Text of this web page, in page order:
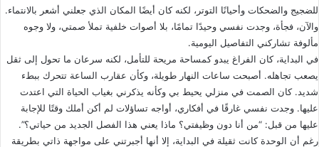
للضجيج والضحكات وأحيانًا التوتر، لكنه كان أيضًا المكان الذي جعلني أشعر بالانتماء.
والآن، فجأة، وجدت نفسي وحيدًا تمامًا، بلا أصوات خلفية تملأ صمتي، ولا وجوه
مألوفة تشاركني التفاصيل اليومية.
في البداية، كان الفراغ يبدو كمساحة مريحة للتأمل، لكنه سرعان ما تحول إلى ثقل
يصعب تجاهله. أصبحت ساعات النهار طويلة، وكأن عقارب الساعة تتحرك ببطء
شديد. كان الصمت في منزلي يحيط بي وكأنه يذكرني بغياب الحياة التي اعتدت
عليها. وجدت نفسي غارقًا في أفكاري، أواجه تساؤلات لم أكن أملك وقتًا للإجابة
عليها من قبل: “من أنا دون وظيفتي؟ ماذا يعني هذا الفصل الجديد من حياتي؟”.
رغم أن الوحدة كانت ثقيلة في البداية، إلا أنها أجبرتني على مواجهة ذاتي بطريقة